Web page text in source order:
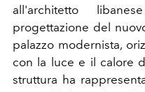
all'architetto
progettazione del
palazzo modernista,
con la luce e il calore
struttura ha